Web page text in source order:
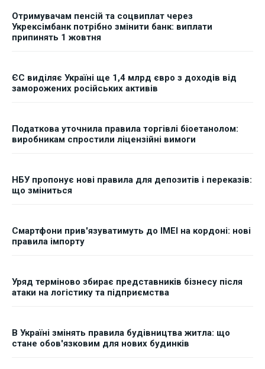
Отримувачам пенсій та соцвиплат через
Укрексімбанк потрібно змінити банк: виплати
припинять 1 жовтня
ЄС виділяє Україні ще 1,4 млрд євро з доходів від
заморожених російських активів
Податкова уточнила правила торгівлі біоетанолом:
виробникам спростили ліцензійні вимоги
НБУ пропонує нові правила для депозитів і переказів:
що зміниться
Смартфони прив'язуватимуть до IMEI на кордоні: нові
правила імпорту
Уряд терміново збирає представників бізнесу після
атаки на логістику та підприємства
В Україні змінять правила будівництва житла: що
стане обов'язковим для нових будинків